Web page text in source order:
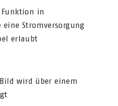
Funktion in
eine Stromversorgung
erlaubt
wird über einem